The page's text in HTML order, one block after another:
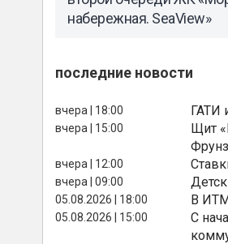
набережная. SeaView»
последние новости
вчера | 18:00 ГАТИ
вчера | 15:00
Щит
вчера | 12:00
вчера | 09:00
05.08.2026 | 18:00 В
05.08.2026 | 15:00
С